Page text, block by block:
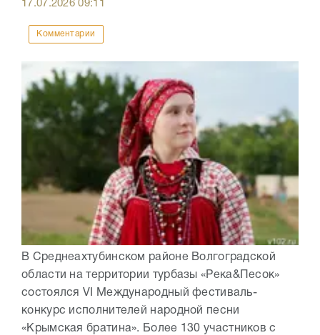
17.07.202609:11
Комментарии
В Среднеахтубинском районе Волгоградской
области на территории турбазы «Река&Песок»
состоялся VI Международный фестиваль-
конкурс исполнителей народной песни
«Крымская братина». Более 130 участников с